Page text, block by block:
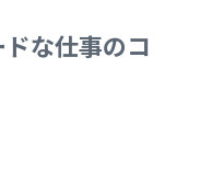
な仕事のコ